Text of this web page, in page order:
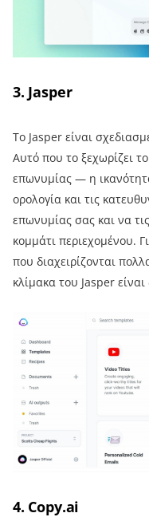
3. Jasper
Το Jasper είναι
Αυτό που το ξεχωρίζει
επωνυμίας — η
ορολογία και τις
επωνυμίας σας και να
κομμάτι περιεχομένου.
που διαχειρίζονται
κλίμακα του Jasper
4. Copy.ai